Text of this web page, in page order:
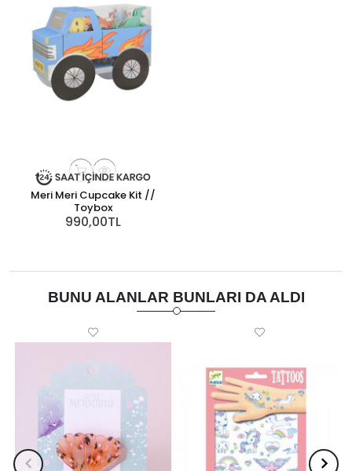
Meri Meri Cupcake Kit //
Toybox
990,00TL
BUNU ALANLAR BUNLARI DA ALDI